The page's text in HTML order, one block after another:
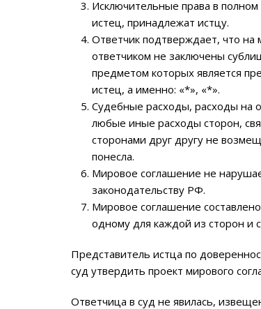
Исключительные права в
истец, принадлежат истцу.
Ответчик подтверждает, что на
ответчиком не заключены
предметом которых является
истец, а именно: «*», «*».
Судебные расходы, расходы на
любые иные расходы сторон,
сторонами друг другу не
понесла.
Мировое соглашение не
законодательству РФ.
Мировое соглашение
одному для каждой из сторон и
Представитель истца по
суд утвердить проект мирового
Ответчица в суд не явилась,